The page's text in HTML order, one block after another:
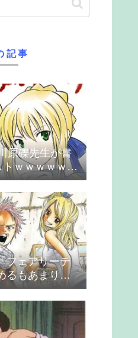
記事
原礫先生が書
ｗｗｗｗｗｗ
フェアリーテ
るもあまりの
する